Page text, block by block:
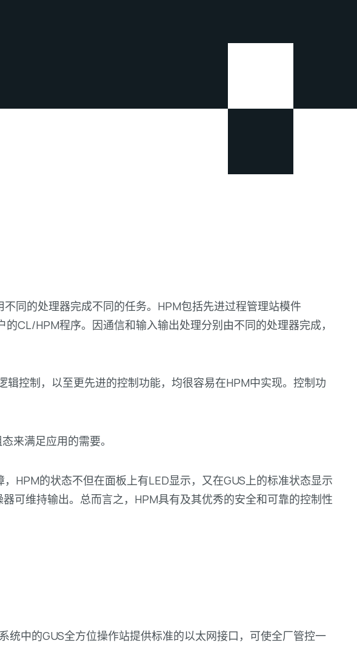
同的处理器完成不同的任务。HPM包括先进过程管理站模件
CL/HPM程序。因通信和输入输出处理分别由不同的处理器完成，
控制，以至更先进的控制功能，均很容易在HPM中实现。控制功
来满足应用的需要。
HPM的状态不但在面板上有LED显示，又在GUS上的标准状态显示
可维持输出。总而言之，HPM具有及其优秀的安全和可靠的控制性
统中的GUS全方位操作站提供标准的以太网接口，可使全厂管控一